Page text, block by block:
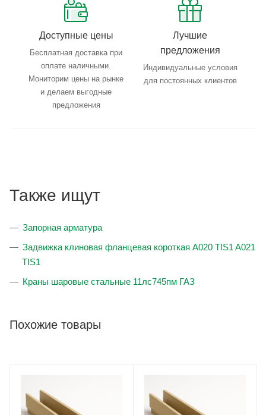
Доступные цены
Бесплатная доставка при
оплате наличными.
Мониторим цены на рынке
и делаем выгодные
предложения
Лучшие
предложения
Индивидуальные условия
для постоянных клиентов
Также ищут
Запорная арматура
Задвижка клиновая фланцевая короткая A020 TIS1 A021
TIS1
Краны шаровые стальные 11лс745пм ГАЗ
Похожие товары